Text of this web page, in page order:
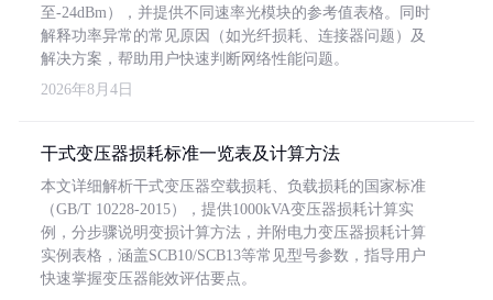
至-24dBm），并提供不同速率光模块的参考值表格。同时
解释功率异常的常见原因（如光纤损耗、连接器问题）及
解决方案，帮助用户快速判断网络性能问题。
2026年8月4日
干式变压器损耗标准一览表及计算方法
本文详细解析干式变压器空载损耗、负载损耗的国家标准
（GB/T 10228-2015），提供1000kVA变压器损耗计算实
例，分步骤说明变损计算方法，并附电力变压器损耗计算
实例表格，涵盖SCB10/SCB13等常见型号参数，指导用户
快速掌握变压器能效评估要点。